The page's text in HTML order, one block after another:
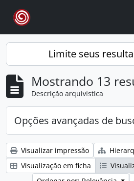
Skip to main content
Limite seus
Mostrando 13
Descrição arquivística
Opções avançadas de
Visualizar impressão
Visualização em ficha